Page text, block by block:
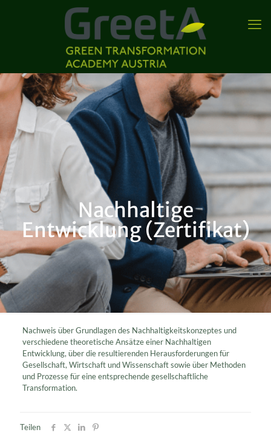
Nachhaltige
Entwicklung (Zertifikat)
Nachweis über Grundlagen des Nachhaltigkeitskonzeptes und
verschiedene theoretische Ansätze einer Nachhaltigen
Entwicklung, über die resultierenden Herausforderungen für
Gesellschaft, Wirtschaft und Wissenschaft sowie über Methoden
und Prozesse für eine entsprechende gesellschaftliche
Transformation.
Teilen